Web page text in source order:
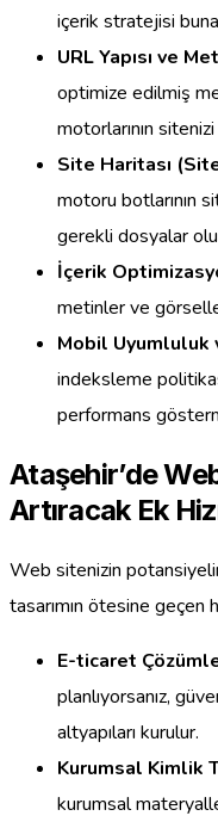
içerik stratejisi
URL Yapısı ve
optimize edilmiş
motorlarının
Site Haritası
motoru botlarının
gerekli dosyalar
İçerik
metinler ve
Mobil Uyumluluk
indeksleme
performans
Ataşehir’de
Artıracak Ek
Web sitenizin
tasarımın ötesine
E-ticaret
planlıyorsanız,
altyapıları kurulur.
Kurumsal Kimlik
kurumsal